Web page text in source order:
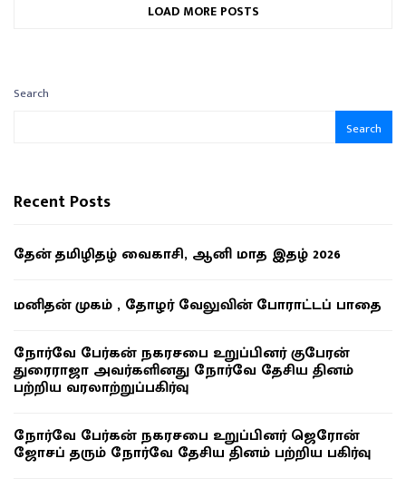
LOAD MORE POSTS
Search
Search
Recent Posts
தேன் தமிழிதழ் வைகாசி, ஆனி மாத இதழ் 2026
மனிதன் முகம் , தோழர் வேலுவின் போராட்டப் பாதை
நோர்வே பேர்கன் நகரசபை உறுப்பினர் குபேரன்
துரைராஜா அவர்களினது நோர்வே தேசிய தினம்
பற்றிய வரலாற்றுப்பகிர்வு
நோர்வே பேர்கன் நகரசபை உறுப்பினர் ஜெரோன்
ஜோசப் தரும் நோர்வே தேசிய தினம் பற்றிய பகிர்வு